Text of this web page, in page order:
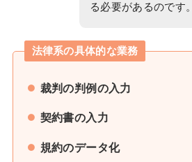
る必要があるのです。
法律系の具体的な業務
裁判の判例の入力
契約書の入力
規約のデータ化